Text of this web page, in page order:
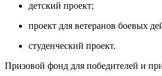
детский проект;
проект для ветеранов боевых
студенческий проект.
Призовой фонд для победителей и